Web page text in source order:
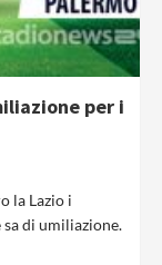
per i
la Lazio i
di umiliazione.